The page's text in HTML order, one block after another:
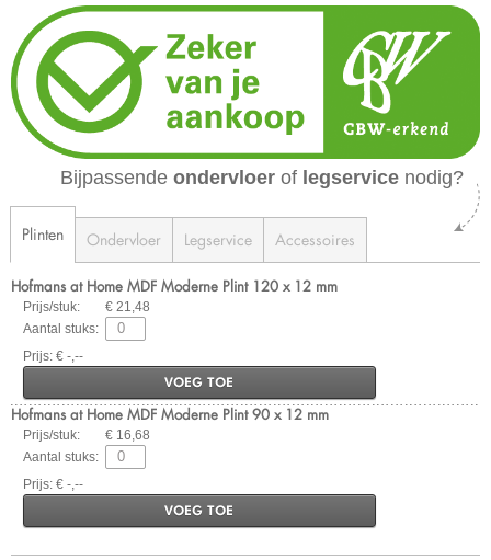
Bijpassende ondervloer of legservice nodig?
Plinten Ondervloer Legservice Accessoires
Hofmans at Home MDF Moderne Plint 120 x 12 mm
Prijs/stuk:
€ 21,48
Aantal stuks:
Prijs: € -,--
VOEG TOE
Hofmans at Home MDF Moderne Plint 90 x 12 mm
Prijs/stuk:
€ 16,68
Aantal stuks:
Prijs: € -,--
VOEG TOE